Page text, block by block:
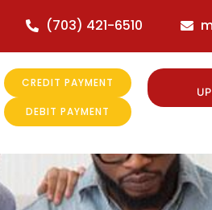
(703) 421-6510
CREDIT PAYMENT
DEBIT PAYMENT